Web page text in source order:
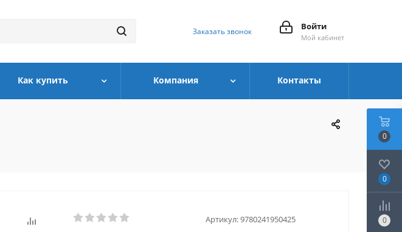
Войти
Мой кабинет
Заказать звонок
Как купить Компания Контакты
Артикул:9780241950425
0
0
0